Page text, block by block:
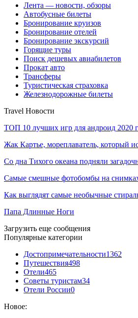
Лента — новости, обзоры
Автобусные билеты
Бронирование круизов
Бронирование отелей
Бронирование экскурсий
Горящие туры
Поиск дешевых авиабилетов
Прокат авто
Трансферы
Туристическая страховка
Железнодорожные билеты
Travel Новости
ТОП 10 лучших игр для андроид 2020
Жак Картье, мореплаватель, который
Со дна Тихого океана подняли
Самые смешные фотобомбы на
Как выглядят самые необычные
Папа Длинные Ноги
Загрузить еще сообщения
Популярные категории
Достопримечательности1362
Путешествия498
Отели465
Советы туристам34
Отели России0
Новое: